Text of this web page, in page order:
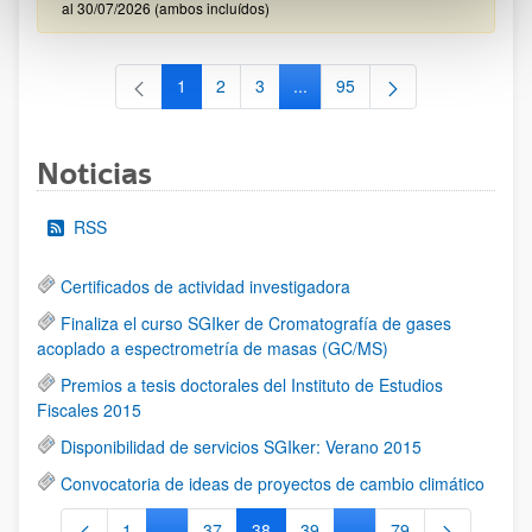
al 30/07/2026 (ambos incluídos)
Página
1 Página
2 Página
3 ...Páginas intermedias Use TAB
Página
95
Noticias
RSS
Certificados de actividad investigadora
Finaliza el curso SGIker de Cromatografía de gases
acoplado a espectrometría de masas (GC/MS)
Premios a tesis doctorales del Instituto de Estudios
Fiscales 2015
Disponibilidad de servicios SGIker: Verano 2015
Convocatoria de ideas de proyectos de cambio climático